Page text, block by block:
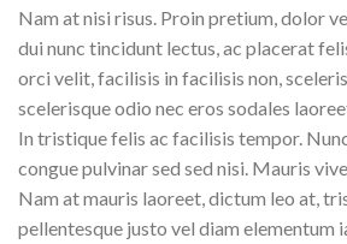
Nam at nisi risus. Proin pretium, dolor
dui nunc tincidunt lectus, ac placerat
orci velit, facilisis in facilisis non,
scelerisque odio nec eros sodales
In tristique felis ac facilisis tempor.
congue pulvinar sed sed nisi. Mauris
Nam at mauris laoreet, dictum leo at,
pellentesque justo vel diam elementum